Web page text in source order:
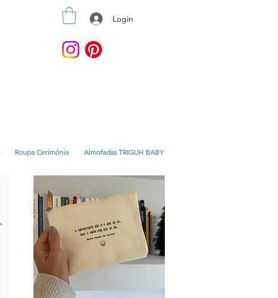
Login
Roupa Cerimónia Almofadas TRIGUH BABY